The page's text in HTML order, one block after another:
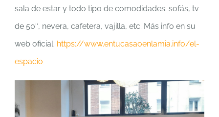
sala de estar y todo tipo de comodidades: sofás, tv
de 50″, nevera, cafetera, vajilla, etc. Más info en su
web oficial: https://www.entucasaoenlamia.info/el-
espacio